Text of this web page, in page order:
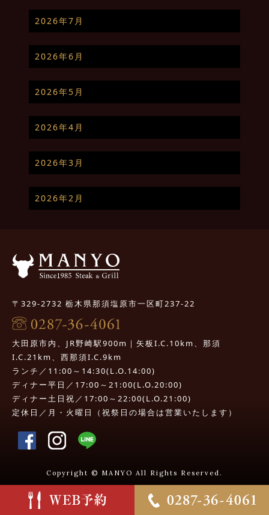
2026年7月
2026年6月
2026年5月
2026年4月
2026年3月
2026年2月
〒329-2732 栃木県那須塩原市一区町237-22
大田原市内、JR野崎駅900m｜矢板I.C.10km、那須
I.C.21km、西那須I.C.9km
ランチ／11:00～14:30(L.O.14:00)
ディナー平日／17:00～21:00(L.O.20:00)
ディナー土日祝／17:00～22:00(L.O.21:00)
定休日／月・火曜日（祝祭日の場合は営業いたします）
Copyright © MANYO All Rights Reserved.